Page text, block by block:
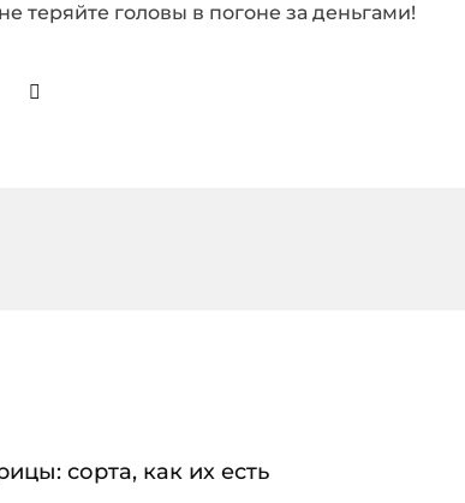
теряйте головы в погоне за деньгами!
сорта, как их есть